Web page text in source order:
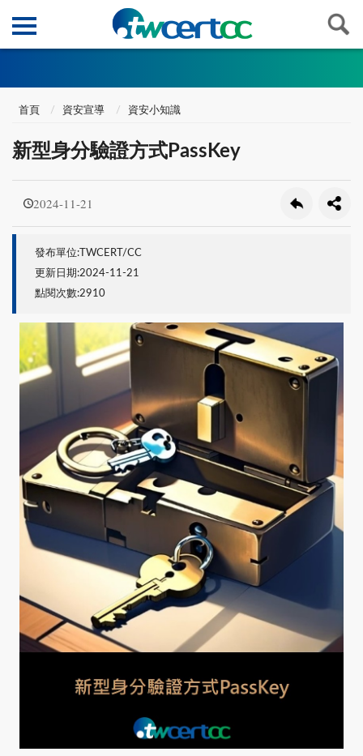
首頁 資安宣導 資安小知識
新型身分驗證方式PassKey
2024-11-21
發布單位:TWCERT/CC
更新日期:2024-11-21
點閱次數:2910